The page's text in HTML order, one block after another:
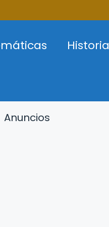
Historia
Anuncios